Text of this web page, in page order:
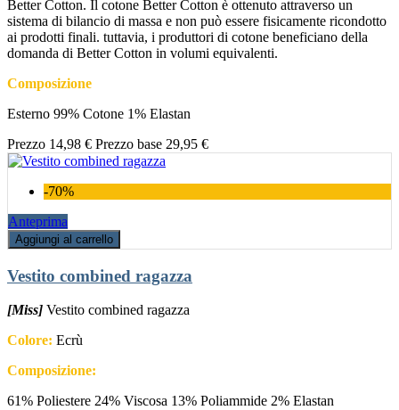
Better Cotton. Il cotone Better Cotton è ottenuto attraverso un
sistema di bilancio di massa e non può essere fisicamente ricondotto
ai prodotti finali. tuttavia, i produttori di cotone beneficiano della
domanda di Better Cotton in volumi equivalenti.
Composizione
Esterno 99% Cotone 1% Elastan
Prezzo 14,98 € Prezzo base 29,95 €
-70%
Anteprima
Aggiungi al carrello
Vestito combined ragazza
[Miss] Vestito combined ragazza
Colore: Ecrù
Composizione:
61% Poliestere 24% Viscosa 13% Poliammide 2% Elastan